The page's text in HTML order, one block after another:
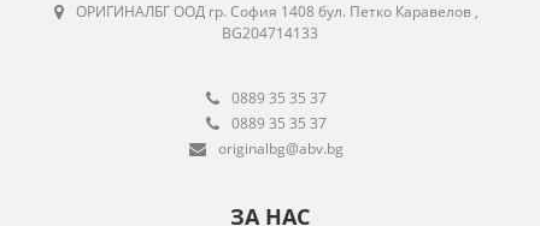
ОРИГИНАЛБГ ООД гр. София 1408 бул. Петко Каравелов ,
BG204714133
0889 35 35 37
0889 35 35 37
originalbg@abv.bg
ЗА НАС